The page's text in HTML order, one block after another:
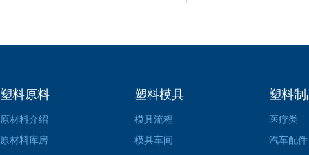
塑料原料
原材料介绍
原材料库房
塑料模具
模具流程
模具车间
塑料制
医疗类
汽车配件